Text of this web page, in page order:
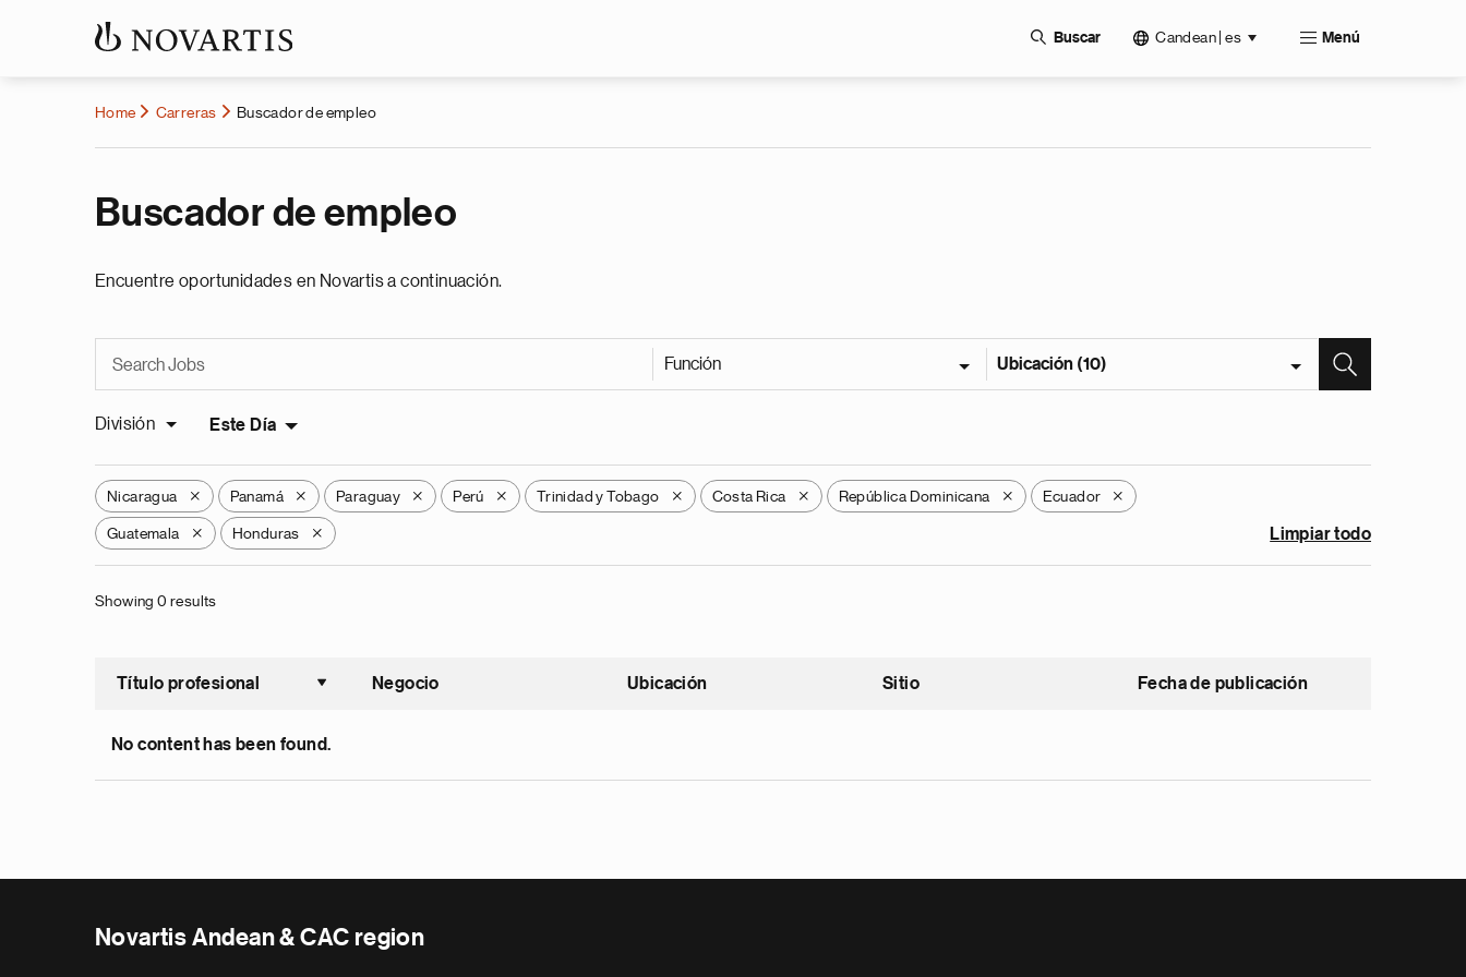
Buscar Candean | es Menú
Home Carreras Buscador de empleo
Buscador de empleo
Encuentre oportunidades en Novartis a continuación.
Función Ubicación (10)
División Este Día
Nicaragua X Panamá X Paraguay X Perú X Trinidad y Tobago X Costa Rica X República Dominicana X Ecuador X
Guatemala X Honduras X Limpiar todo
Showing 0 results
Título profesional
Ordenar ascendente
Negocio Ubicación Sitio Fecha de publicación
No content has been found.
Novartis Andean & CAC region